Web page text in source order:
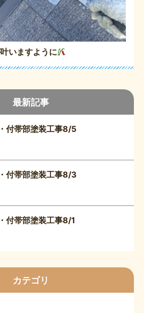
最新記事
付帯部塗装工事8/5
付帯部塗装工事8/3
付帯部塗装工事8/1
カテゴリ
いますように